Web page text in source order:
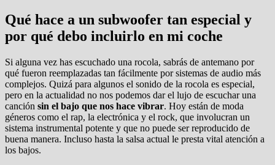
Qué hace a un subwoofer tan especial y
por qué debo incluirlo en mi coche
Si alguna vez has escuchado una rocola, sabrás de antemano por
qué fueron reemplazadas tan fácilmente por sistemas de audio más
complejos. Quizá para algunos el sonido de la rocola es especial,
pero en la actualidad no nos podemos dar el lujo de escuchar una
canción sin el bajo que nos hace vibrar. Hoy están de moda
géneros como el rap, la electrónica y el rock, que involucran un
sistema instrumental potente y que no puede ser reproducido de
buena manera. Incluso hasta la salsa actual le presta vital atención a
los bajos.